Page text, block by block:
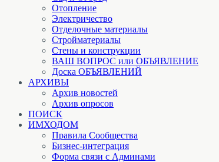
Отопление
Электричество
Отделочные материалы
Стройматериалы
Стены и конструкции
ВАШ ВОПРОС или ОБЪЯВЛЕНИЕ
Доска ОБЪЯВЛЕНИЙ
АРХИВЫ
Архив новостей
Архив опросов
ПОИСК
ИМХОДОМ
Правила Сообщества
Бизнес-интеграция
Форма связи с Админами